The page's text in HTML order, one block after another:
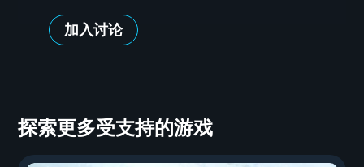
加入讨论
探索更多受支持的游戏